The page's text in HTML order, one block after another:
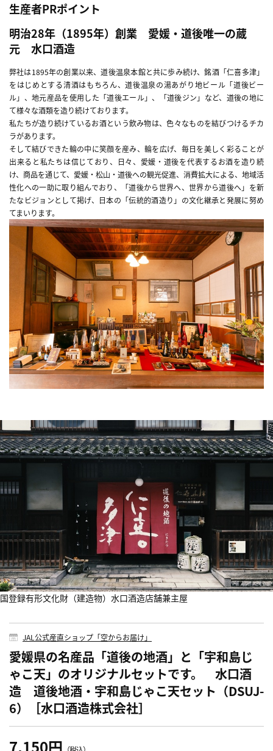
生産者PRポイント
明治28年（1895年）創業 愛媛・道後唯一の蔵
元 水口酒造
弊社は1895年の創業以来、道後温泉本館と共に歩み続け、銘酒「仁喜多津」
をはじめとする清酒はもちろん、道後温泉の湯あがり地ビール「道後ビー
ル」、地元産品を使用した「道後エール」、「道後ジン」など、道後の地に
て様々な酒類を造り続けております。
私たちが造り続けているお酒という飲み物は、色々なものを結びつけるチカ
ラがあります。
そして結びできた輪の中に笑顔を産み、輪を広げ、毎日を美しく彩ることが
出来ると私たちは信じており、日々、愛媛・道後を代表するお酒を造り続
け、商品を通じて、愛媛・松山・道後への観光促進、消費拡大による、地域活
性化への一助に取り組んでおり、「道後から世界へ、世界から道後へ」を新
たなビジョンとして掲げ、日本の「伝統的酒造り」の文化継承と発展に努め
てまいります。
国登録有形文化財（建造物）水口酒造店舗兼主屋
JAL公式産直ショップ「空からお届け」
愛媛県の名産品「道後の地酒」と「宇和島じ
ゃこ天」のオリジナルセットです。 水口酒
造 道後地酒・宇和島じゃこ天セット（DSUJ-
6）［水口酒造株式会社］
7,150円